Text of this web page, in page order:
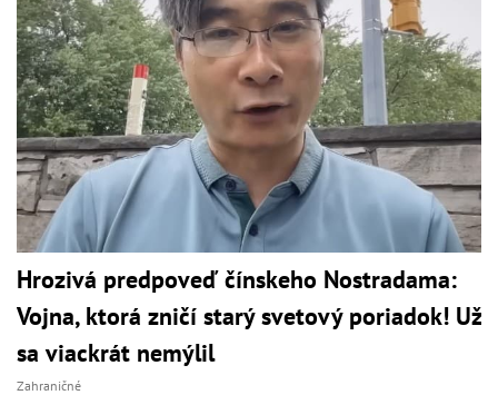
Hrozivá predpoveď čínskeho Nostradama:
Vojna, ktorá zničí starý svetový poriadok! Už
sa viackrát nemýlil
Zahraničné